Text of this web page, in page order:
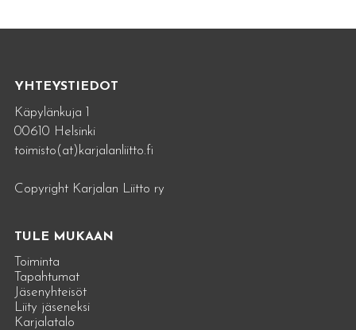
YHTEYSTIEDOT
Käpylänkuja 1
00610 Helsinki
toimisto(at)karjalanliitto.fi
Copyright Karjalan Liitto ry
TULE MUKAAN
Toiminta
Tapahtumat
Jäsenyhteisöt
Liity jäseneksi
Karjalatalo